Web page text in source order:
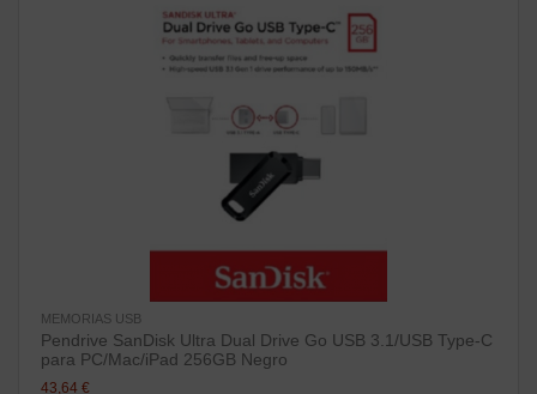
MEMORIAS USB
Pendrive SanDisk Ultra Dual Drive Go USB 3.1/USB Type-C
para PC/Mac/iPad 256GB Negro
43,64 €